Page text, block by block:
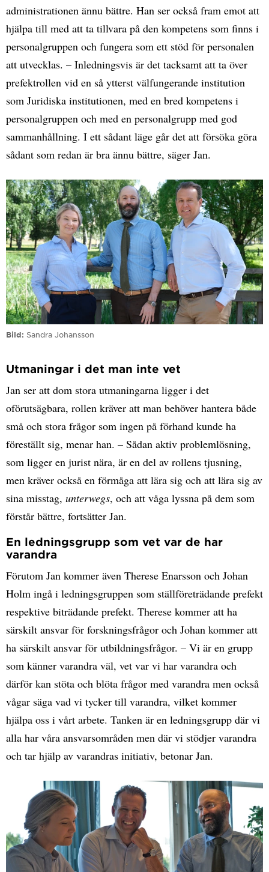
administrationen ännu bättre. Han ser också fram emot att
hjälpa till med att ta tillvara på den kompetens som finns i
personalgruppen och fungera som ett stöd för personalen
att utvecklas. – Inledningsvis är det tacksamt att ta över
prefektrollen vid en så ytterst välfungerande institution
som Juridiska institutionen, med en bred kompetens i
personalgruppen och med en personalgrupp med god
sammanhållning. I ett sådant läge går det att försöka göra
sådant som redan är bra ännu bättre, säger Jan.
Bild Sandra Johansson
Utmaningar i det man inte vet
Jan ser att dom stora utmaningarna ligger i det
oförutsägbara, rollen kräver att man behöver hantera både
små och stora frågor som ingen på förhand kunde ha
föreställt sig, menar han. – Sådan aktiv problemlösning,
som ligger en jurist nära, är en del av rollens tjusning,
men kräver också en förmåga att lära sig och att lära sig av
sina misstag, unterwegs, och att våga lyssna på dem som
förstår bättre, fortsätter Jan.
En ledningsgrupp som vet var de har
varandra
Förutom Jan kommer även Therese Enarsson och Johan
Holm ingå i ledningsgruppen som ställföreträdande prefekt
respektive biträdande prefekt. Therese kommer att ha
särskilt ansvar för forskningsfrågor och Johan kommer att
ha särskilt ansvar för utbildningsfrågor. – Vi är en grupp
som känner varandra väl, vet var vi har varandra och
därför kan stöta och blöta frågor med varandra men också
vågar säga vad vi tycker till varandra, vilket kommer
hjälpa oss i vårt arbete. Tanken är en ledningsgrupp där vi
alla har våra ansvarsområden men där vi stödjer varandra
och tar hjälp av varandras initiativ, betonar Jan.